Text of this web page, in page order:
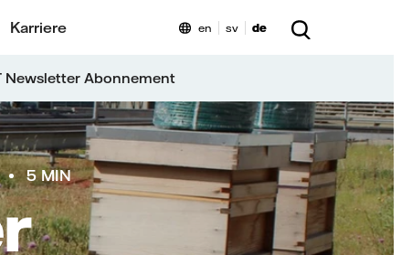
Karriere
Newsletter Abonnement
en sv de
5 MIN